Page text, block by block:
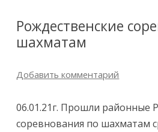
Рождественские
шахматам
Добавить комментарий
06.01.21г. Прошли районные
соревнования по шахматам